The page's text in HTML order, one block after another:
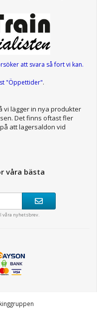
att svara så fort vi kan.
"Öppettider".
vi lägger in nya produkter
Det finns oftast fler
att lagersaldon vid
våra bästa
våra nyhetsbrev.